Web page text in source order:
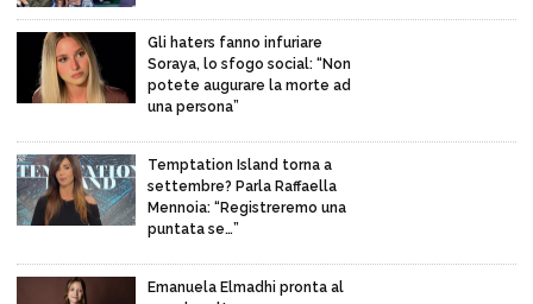
Gli haters fanno infuriare
Soraya, lo sfogo social: “Non
potete augurare la morte ad
una persona”
Temptation Island torna a
settembre? Parla Raffaella
Mennoia: “Registreremo una
puntata se…”
Emanuela Elmadhi pronta al